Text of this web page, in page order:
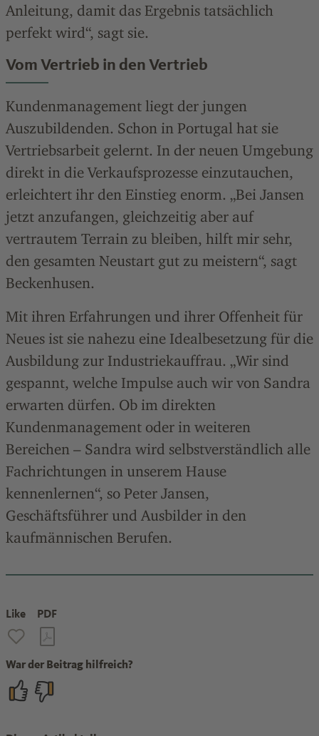
Anleitung, damit das Ergebnis tatsächlich
perfekt wird“, sagt sie.
Vom Vertrieb in den Vertrieb
Kundenmanagement liegt der jungen
Auszubildenden. Schon in Portugal hat sie
Vertriebsarbeit gelernt. In der neuen Umgebung
direkt in die Verkaufsprozesse einzutauchen,
erleichtert ihr den Einstieg enorm. „Bei Jansen
jetzt anzufangen, gleichzeitig aber auf
vertrautem Terrain zu bleiben, hilft mir sehr,
den gesamten Neustart gut zu meistern“, sagt
Beckenhusen.
Mit ihren Erfahrungen und ihrer Offenheit für
Neues ist sie nahezu eine Idealbesetzung für die
Ausbildung zur Industriekauffrau. „Wir sind
gespannt, welche Impulse auch wir von Sandra
erwarten dürfen. Ob im direkten
Kundenmanagement oder in weiteren
Bereichen – Sandra wird selbstverständlich alle
Fachrichtungen in unserem Hause
kennenlernen“, so Peter Jansen,
Geschäftsführer und Ausbilder in den
kaufmännischen Berufen.
Like PDF
War der Beitrag hilfreich?